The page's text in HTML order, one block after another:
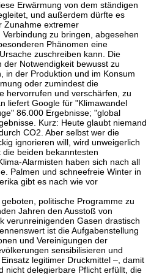
Erwärmung von dem ständigen
und außerdem dürfte es
Zunahme extremer
zu bringen, abgesehen
Phänomen eine
zuschreiben kann. Die
Notwendigkeit bewusst zu
in der Produktion und im Konsum
oder zumindest die
hervorrufen und verschärfen, zu
liefert Google für "Klimawandel
86.000 Ergebnisse; "global
Kurz: Heute glaubt niemand
CO2. Aber selbst wer die
ignorieren will, wird unweigerlich
beiden bekanntesten
Alarmisten haben sich nach all
Palmen und schneefreie Winter in
gibt es nach wie vor
politische Programme zu
Jahren den Ausstoß von
verunreinigenden Gasen drastisch
ist die Aufgabenstellung
und Vereinigungen der
sensibilisieren und
legitimer Druckmittel –, damit
nicht delegierbare Pflicht erfüllt, die